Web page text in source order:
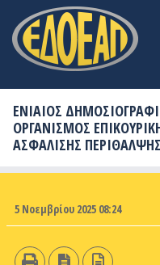
ΕΝΙΑΙΟΣ
ΟΡΓΑΝΙΣΜΟΣ
ΑΣΦΑΛΙΣΗΣ ΠΕΡΙΘΑΛΨΗΣ
5 Νοεμβρίου 2025 08:24